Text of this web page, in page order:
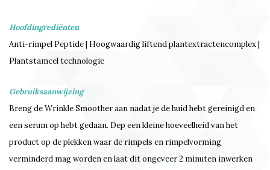
Hoofdingrediënten
Anti-rimpel Peptide | Hoogwaardig liftend plantextractencomplex |
Plantstamcel technologie
Gebruiksaanwijzing
Breng de Wrinkle Smoother aan nadat je de huid hebt gereinigd en
een serum op hebt gedaan. Dep een kleine hoeveelheid van het
product op de plekken waar de rimpels en rimpelvorming
verminderd mag worden en laat dit ongeveer 2 minuten inwerken